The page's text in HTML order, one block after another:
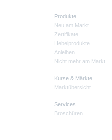
Produkte
Neu am Markt
Zertifikate
Hebelprodukte
Anleihen
Nicht mehr am Markt
Kurse & Märkte
Marktübersicht
Services
Broschüren